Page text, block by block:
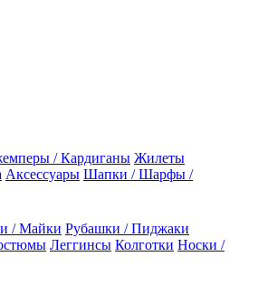
/ Кардиганы Жилеты
Аксессуары Шапки / Шарфы /
/ Майки Рубашки / Пиджаки
Леггинсы Колготки Носки /